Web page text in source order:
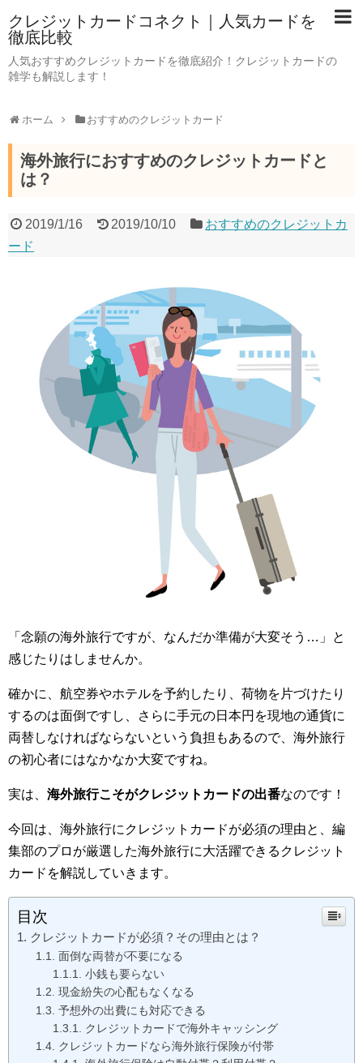
クレジットカードコネクト｜人気カードを
徹底比較
人気おすすめクレジットカードを徹底紹介！クレジットカードの
雑学も解説します！
ホーム おすすめのクレジットカード
海外旅行におすすめのクレジットカードと
は？
2019/1/16 2019/10/10
おすすめのクレジットカ
ード
「念願の海外旅行ですが、なんだか準備が大変そう…」と
感じたりはしませんか。
確かに、航空券やホテルを予約したり、荷物を片づけたり
するのは面倒ですし、さらに手元の日本円を現地の通貨に
両替しなければならないという負担もあるので、海外旅行
の初心者にはなかなか大変ですね。
実は、 海外旅行こそがクレジットカードの出番なのです！
今回は、海外旅行にクレジットカードが必須の理由と、編
集部のプロが厳選した海外旅行に大活躍できるクレジット
カードを解説していきます。
目次
クレジットカードが必須？その理由とは？
面倒な両替が不要になる
小銭も要らない
現金紛失の心配もなくなる
予想外の出費にも対応できる
クレジットカードで海外キャッシング
クレジットカードなら海外旅行保険が付帯